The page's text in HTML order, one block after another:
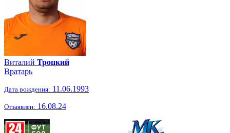
Виталий Троцкий
Вратарь
Дата рождения: 11.06.1993
Отзаявлен: 16.08.24